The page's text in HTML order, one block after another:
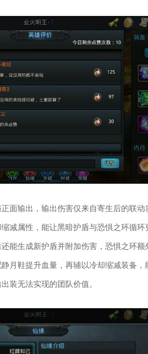
面输出，输出伤害仅来自寄生后的联
减属性，能让黑暗护盾与恐惧之环循
能生成新护盾并附加伤害，恐惧之环
月鞋提升血量，再辅以冷却缩减装备
装无法实现的团队价值。